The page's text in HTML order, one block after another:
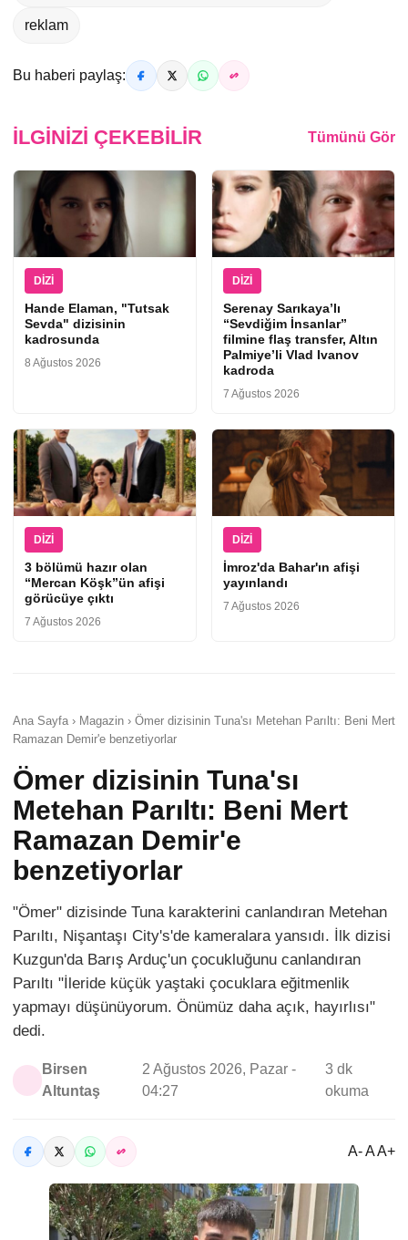
reklam
Bu haberi paylaş:
İLGINIZI ÇEKEBILIR Tümünü Gör
DIZI
Hande Elaman, "Tutsak
Sevda" dizisinin
kadrosunda
8 Ağustos 2026
DIZI
Serenay Sarıkaya’lı
“Sevdiğim İnsanlar”
filmine flaş transfer, Altın
Palmiye’li Vlad Ivanov
kadroda
7 Ağustos 2026
DIZI
3 bölümü hazır olan
“Mercan Köşk”ün afişi
görücüye çıktı
7 Ağustos 2026
DIZI
İmroz'da Bahar'ın afişi
yayınlandı
7 Ağustos 2026
Ana Sayfa › Magazin › Ömer dizisinin Tuna'sı Metehan Parıltı: Beni Mert
Ramazan Demir'e benzetiyorlar
Ömer dizisinin Tuna'sı
Metehan Parıltı: Beni Mert
Ramazan Demir'e
benzetiyorlar
"Ömer" dizisinde Tuna karakterini canlandıran Metehan
Parıltı, Nişantaşı City's'de kameralara yansıdı. İlk dizisi
Kuzgun'da Barış Arduç'un çocukluğunu canlandıran
Parıltı "İleride küçük yaştaki çocuklara eğitmenlik
yapmayı düşünüyorum. Önümüz daha açık, hayırlısı"
dedi.
Birsen
Altuntaş
2 Ağustos 2026, Pazar -
04:27
3 dk
okuma
A- A A+